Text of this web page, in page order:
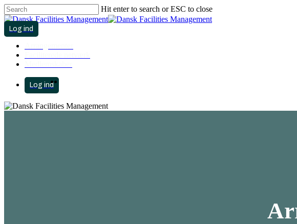
Hit enter to search or ESC to close
Close
Search
search
Menu
search
account